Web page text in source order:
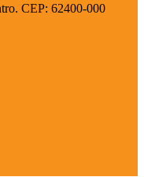
CEP: 62400-000